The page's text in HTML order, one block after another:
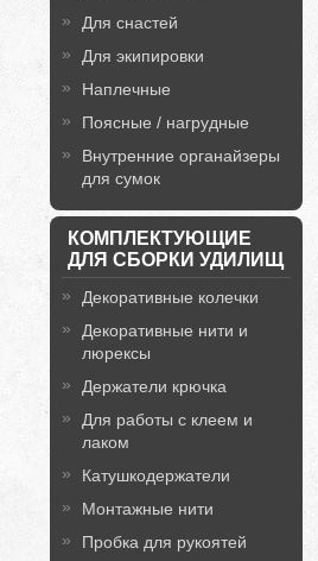
Для снастей
Для экипировки
Наплечные
Поясные / нагрудные
Внутренние органайзеры
для сумок
КОМПЛЕКТУЮЩИЕ
ДЛЯ СБОРКИ УДИЛИЩ
Декоративные колечки
Декоративные нити и
люрексы
Держатели крючка
Для работы с клеем и
лаком
Катушкодержатели
Монтажные нити
Пробка для рукоятей